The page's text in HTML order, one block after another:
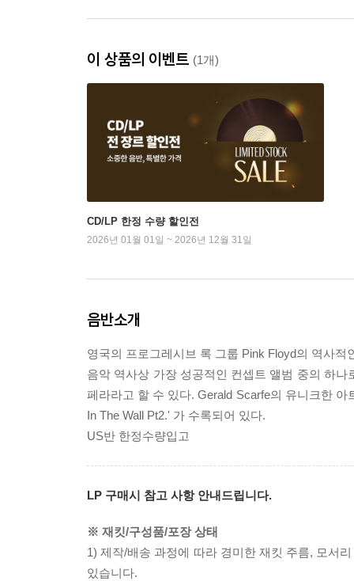
이 상품의 이벤트 (1개)
CD/LP 한정 수량 할인전
2026년 01월 01일 ~ 2026년 12월 31일
음반소개
영국의 프로그레시브 록 그룹 Pink Floyd의 역사
음악 역사상 가장 성공적인 컨셉트 앨범 중의 하
페라라고 할 수 있다. Gerald Scarfe의 유니크한
In The Wall Pt2.' 가 수록되어 있다.
US반 한정수량입고
LP 구매시 참고 사항 안내드립니다.
※ 재킷/구성품/포장 상태
1) 제작/배송 과정에 따라 경미한 재킷 주름, 모서
있습니다.